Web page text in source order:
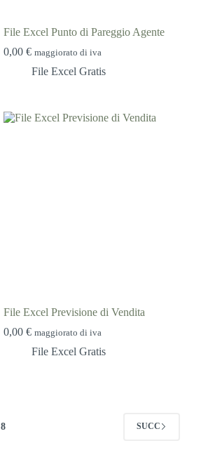
File Excel Punto di Pareggio Agente
0,00€ maggiorato di iva
File Excel Gratis
File Excel Previsione di Vendita
0,00€ maggiorato di iva
File Excel Gratis
8 SUCC